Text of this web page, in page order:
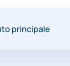
principale